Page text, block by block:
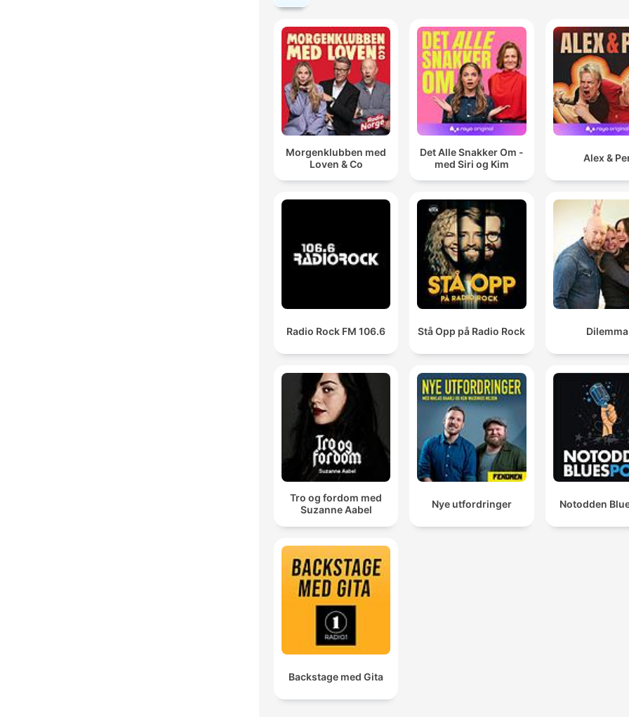
Morgenklubben med
Loven & Co
Det Alle Snakker Om -
med Siri og Kim
Alex &
Radio Rock FM 106.6 Stå Opp på Radio Rock Dilemma
Tro og fordom med
Suzanne Aabel
Nye utfordringer Notodden
Backstage med Gita